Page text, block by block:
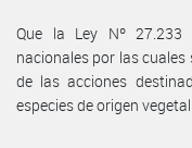
Que la Ley Nº
nacionales por las
de las acciones
especies de origen vegetal.